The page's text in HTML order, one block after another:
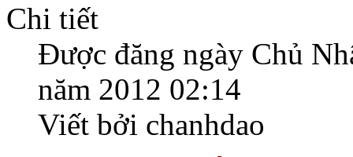
Chi tiết
Được đăng ngày Chủ
năm 2012 02:14
Viết bởi chanhdao